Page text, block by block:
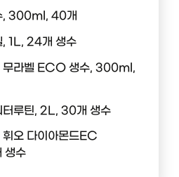
, 300ml, 40개
, 1L, 24개 생수
무라벨 ECO 생수, 300ml,
터루틴, 2L, 30개 생수
휘오 다이아몬드EC
수